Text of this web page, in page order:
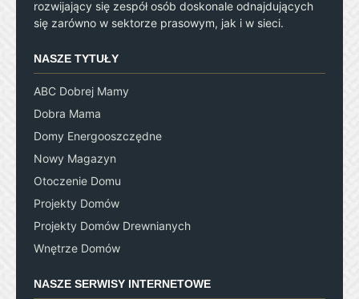
rozwijający się zespół osób doskonale odnajdujących
się zarówno w sektorze prasowym, jak i w sieci.
NASZE TYTUŁY
ABC Dobrej Mamy
Dobra Mama
Domy Energooszczędne
Nowy Magazyn
Otoczenie Domu
Projekty Domów
Projekty Domów Drewnianych
Wnętrze Domów
NASZE SERWISY INTERNETOWE